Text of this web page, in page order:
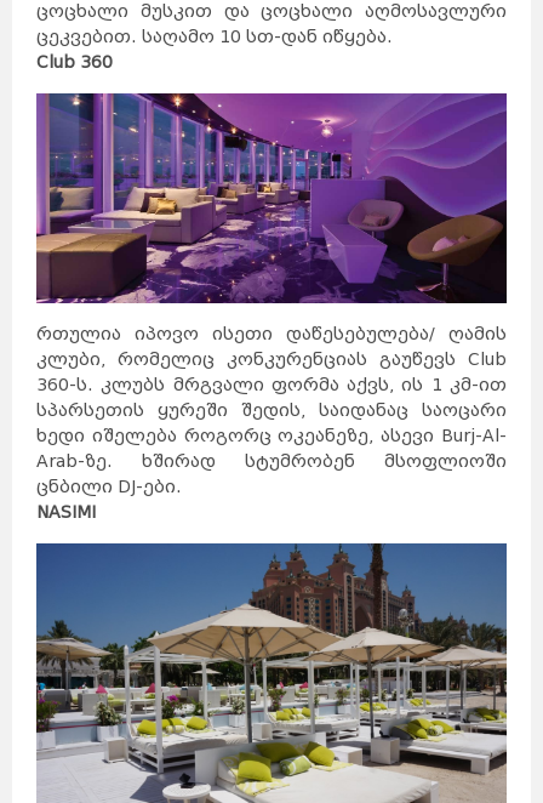
ცოცხალი მუსკით და ცოცხალი აღმოსავლური
ცეკვებით. საღამო 10 სთ-დან იწყება.
Club 360
რთულია იპოვო ისეთი დაწესებულება/ ღამის
კლუბი, რომელიც კონკურენციას გაუწევს Club
360-ს. კლუბს მრგვალი ფორმა აქვს, ის 1 კმ-ით
სპარსეთის ყურეში შედის, საიდანაც საოცარი
ხედი იშელება როგორც ოკეანეზე, ასევი Burj-Al-
Arab-ზე. ხშირად სტუმრობენ მსოფლიოში
ცნბილი DJ-ები.
NASIMI